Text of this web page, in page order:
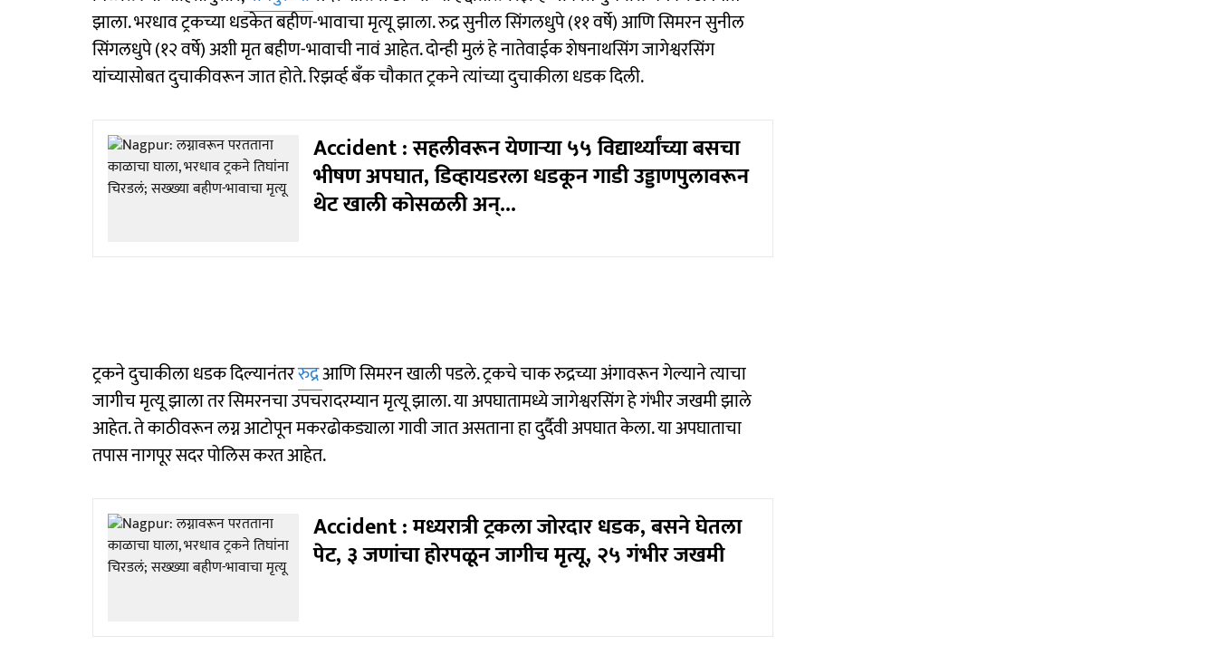
झाला. भरधाव ट्रकच्या धडकेत बहीण-भावाचा मृत्यू झाला. रुद्र सुनील सिंगलधुपे (११ वर्षे) आणि सिमरन सुनील
सिंगलधुपे (१२ वर्षे) अशी मृत बहीण-भावाची नावं आहेत. दोन्ही मुलं हे नातेवाईक शेषनाथसिंग जागेश्वरसिंग
यांच्यासोबत दुचाकीवरून जात होते. रिझर्व्ह बँक चौकात ट्रकने त्यांच्या दुचाकीला धडक दिली.
Accident : सहलीवरून येणाऱ्या ५५ विद्यार्थ्यांच्या बसचा
भीषण अपघात, डिव्हायडरला धडकून गाडी उड्डाणपुलावरून
थेट खाली कोसळली अन्...
ट्रकने दुचाकीला धडक दिल्यानंतररुद्रआणि सिमरन खाली पडले. ट्रकचे चाक रुद्रच्या अंगावरून गेल्याने त्याचा
जागीच मृत्यू झाला तर सिमरनचा उपचरादरम्यान मृत्यू झाला. या अपघातामध्ये जागेश्वरसिंग हे गंभीर जखमी झाले
आहेत. ते काठीवरून लग्न आटोपून मकरढोकड्याला गावी जात असताना हा दुर्दैवी अपघात केला. या अपघाताचा
तपास नागपूर सदर पोलिस करत आहेत.
Accident : मध्यरात्री ट्रकला जोरदार धडक, बसने घेतला
पेट, ३ जणांचा होरपळून जागीच मृत्यू, २५ गंभीर जखमी